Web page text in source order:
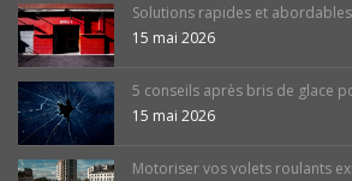
Solutions rapides et
15 mai 2026
5 conseils après bris de glace
15 mai 2026
Motoriser vos volets roulants